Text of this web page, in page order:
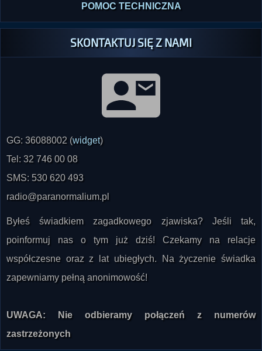
POMOC TECHNICZNA
SKONTAKTUJ SIĘ Z NAMI
GG: 36088002 (widget)
Tel: 32 746 00 08
SMS: 530 620 493
radio@paranormalium.pl
Byłeś świadkiem zagadkowego zjawiska? Jeśli tak,
poinformuj nas o tym już dziś! Czekamy na relacje
współczesne oraz z lat ubiegłych. Na życzenie świadka
zapewniamy pełną anonimowość!
UWAGA: Nie odbieramy połączeń z numerów
zastrzeżonych